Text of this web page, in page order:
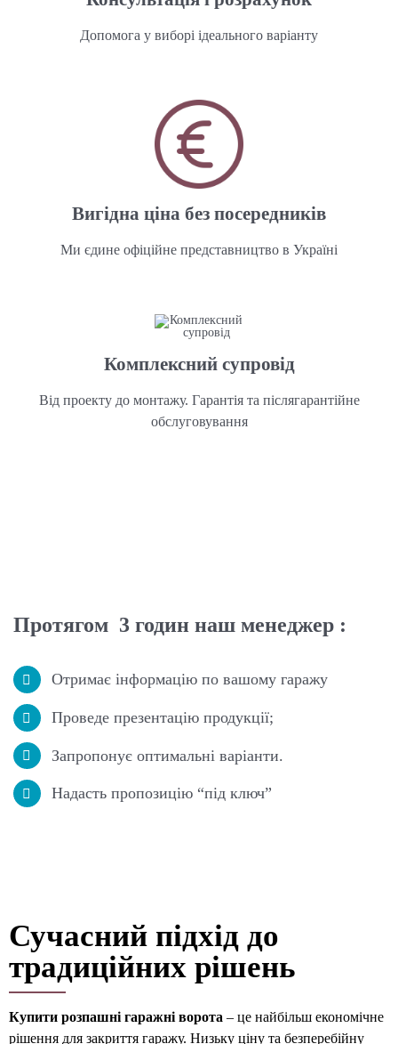
Допомога у виборі ідеального варіанту
Вигідна ціна без посередників
Ми єдине офіційне представництво в Україні
Комплексний супровід
Від проекту до монтажу. Гарантія та післягарантійне
обслуговування
Протягом 3 годин наш менеджер :
Отримає інформацію по вашому гаражу
Проведе презентацію продукції;
Запропонує оптимальні варіанти.
Надасть пропозицію “під ключ”
Сучасний підхід до
традиційних рішень
Купити розпашні гаражні ворота – це найбільш економічне
рішення для закриття гаражу. Низьку ціну та безперебійну